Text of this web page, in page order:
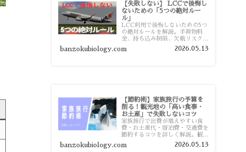
【失敗しない】 LCCで後悔し
ないための「5つの絶対ルー
ル」
LCC利用で後悔しないための5つ
の絶対ルールを解説。手荷物料
金、持ち込み制限、欠航リスク、
時間厳守など、格安航空会社を利
用する前に知っておきたい注意点
banzokubiology.com 2026.05.13
【節約術】家族旅行の予算を
削る！観光地の「高い食事・
お土産」で失敗しないコツ
家族旅行で出費が増えやすい食
費・お土産代・宿泊費・交通費を
節約するコツを詳しく解説。観光
地価格を避ける方法や、早割・ス
ーパー活用術、予算管理のポイン
banzokubiology.com 2026.05.13